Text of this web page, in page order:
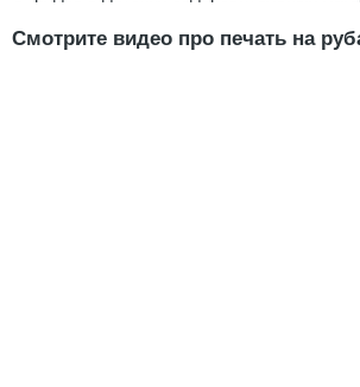
Смотрите видео про печать на